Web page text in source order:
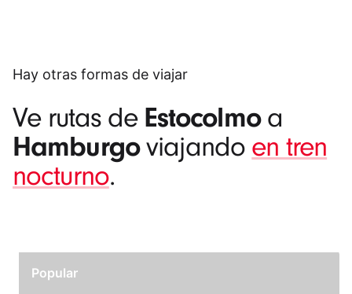
Hay otras formas de viajar
Ve rutas de Estocolmoa
Hamburgoviajando en tren
nocturno.
Popular